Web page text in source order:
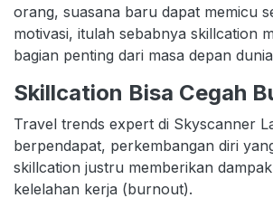
orang, suasana baru dapat memicu
motivasi, itulah sebabnya skillcation
bagian penting dari masa depan
Skillcation Bisa Cegah
Travel trends expert di Skyscanner
berpendapat, perkembangan diri
skillcation justru memberikan
kelelahan kerja (burnout).